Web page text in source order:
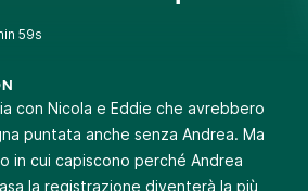
59s
con Nicola e Eddie che avrebbero
puntata anche senza Andrea. Ma
in cui capiscono perché Andrea
la registrazione diventerà la più